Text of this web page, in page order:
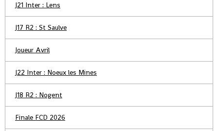
J21 Inter : Lens
J17 R2 : St Saulve
Joueur Avril
J22 Inter : Noeux les Mines
J18 R2 : Nogent
Finale FCD 2026